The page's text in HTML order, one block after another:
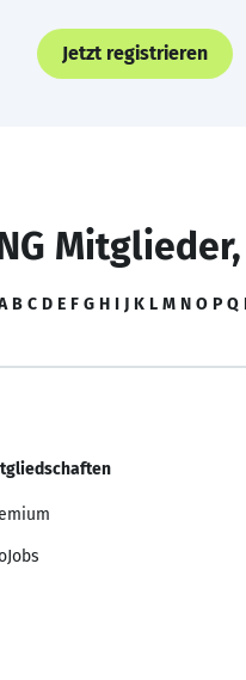
Jetzt registrieren
B C D E F G H I J K L M N O P Q